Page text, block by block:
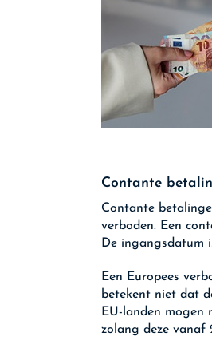
Contante
Contante
verboden. Een
De ingangsdatum
Een Europees
betekent niet dat
EU-landen mogen
zolang deze vanaf